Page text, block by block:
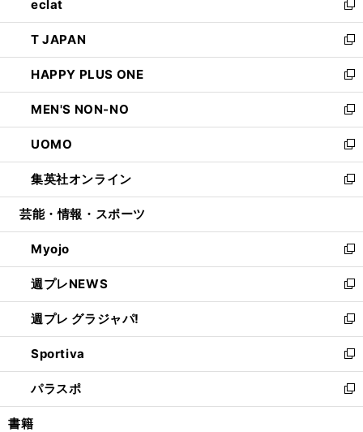
く
で
開
く
ド
ウ
で
開
く
ィ
ン
ド
ウ
で
開
く
い
ウ
ィ
ン
ド
ウ
で
開
く
eclat
新
し
い
ウ
ィ
ン
ド
ウ
で
開
く
T JAPAN
新
し
い
ウ
ィ
ン
ド
ウ
で
開
HAPPY PLUS ONE
新
し
い
ウ
ィ
ン
ド
ウ
開
く
MEN'S NON-NO
新
し
い
ウ
ィ
ン
ウ
で
開
く
UOMO
新
し
い
ウ
ン
ド
ウ
で
開
く
集英社オンライン
新
し
ウ
ィ
ン
ド
ウ
で
開
く
芸能・情報・スポーツ
Myojo
新
し
い
ウ
ィ
ン
ド
ウ
で
開
週プレNEWS
新
し
い
ウ
ィ
ン
ド
ウ
週プレ グラジャパ!
新
し
い
ウ
ィ
ン
Sportiva
新
し
い
ウ
パラスポ
新
し
書籍